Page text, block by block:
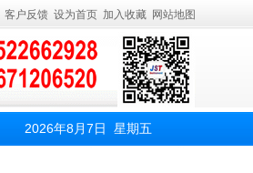
客户反馈 设为首页 加入收藏 网站地图
2026年8月7日 星期五